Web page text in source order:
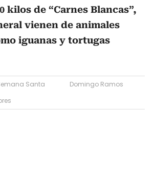
kilos de “Carnes Blancas”,
vienen de animales
iguanas y tortugas
Santa
Domingo Ramos